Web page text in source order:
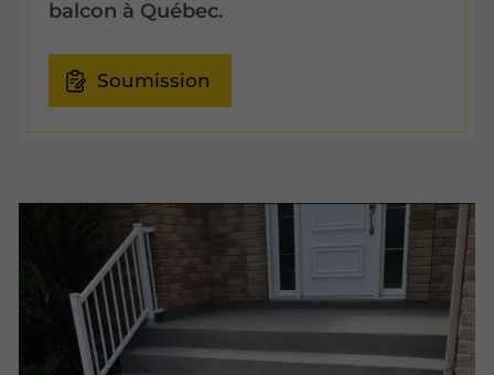
balcon à Québec.
Soumission